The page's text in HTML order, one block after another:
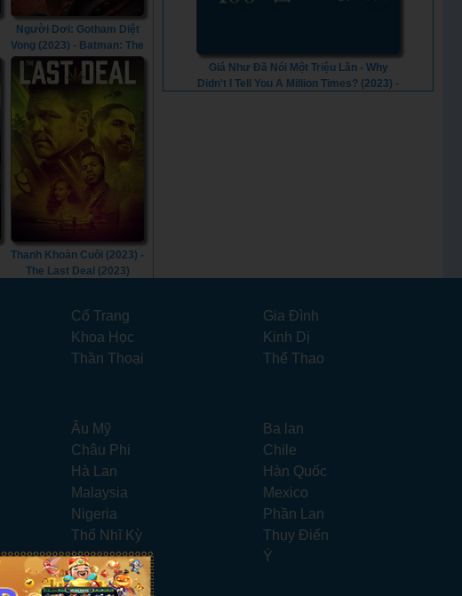
Người Dơi: Gotham Diệt
Vong (2023) - Batman: The
Doom That Came to
Gotham (2023)
Thanh Khoản Cuối (2023) -
The Last Deal (2023)
Giá Như Đã Nói Một Triệu Lần - Why
Didn't I Tell You A Million Times? (2023) -
Cổ Trang
Gia Đình
Khoa Học
Kinh Dị
Thần Thoại
Thể Thao
Âu Mỹ
Ba lan
Châu Phi
Chile
Hà Lan
Hàn Quốc
Malaysia
Mexico
Nigeria
Phần Lan
Thổ Nhĩ Kỳ
Thụy Điển
Ukraina Ý